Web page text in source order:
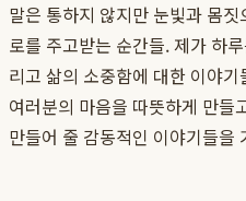
말은 통하지 않지만 눈빛과 몸
로를 주고받는 순간들. 제가 하
리고 삶의 소중함에 대한 이야
여러분의 마음을 따뜻하게 만들
만들어 줄 감동적인 이야기들을